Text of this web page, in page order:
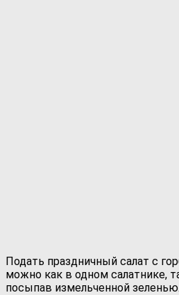
Подать праздничный салат с
можно как в одном салатнике,
посыпав измельченной зеленью.